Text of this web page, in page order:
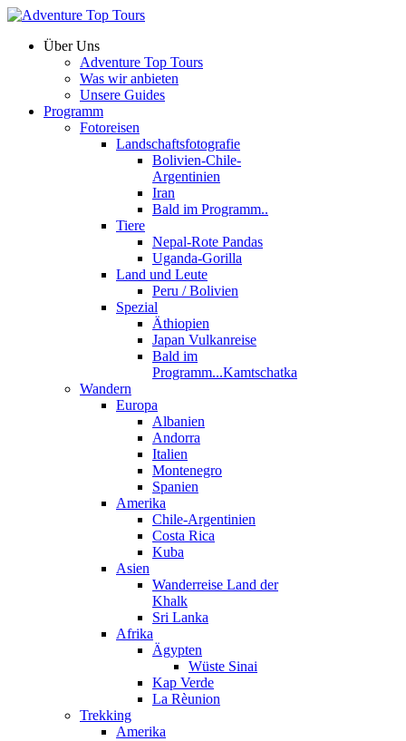
Über Uns
Adventure Top Tours
Was wir anbieten
Unsere Guides
Programm
Fotoreisen
Landschaftsfotografie
Bolivien-Chile-
Argentinien
Iran
Bald im Programm..
Tiere
Nepal-Rote Pandas
Uganda-Gorilla
Land und Leute
Peru / Bolivien
Spezial
Äthiopien
Japan Vulkanreise
Bald im
Programm...Kamtschatka
Wandern
Europa
Albanien
Andorra
Italien
Montenegro
Spanien
Amerika
Chile-Argentinien
Costa Rica
Kuba
Asien
Wanderreise Land der
Khalk
Sri Lanka
Afrika
Ägypten
Wüste Sinai
Kap Verde
La Rèunion
Trekking
Amerika